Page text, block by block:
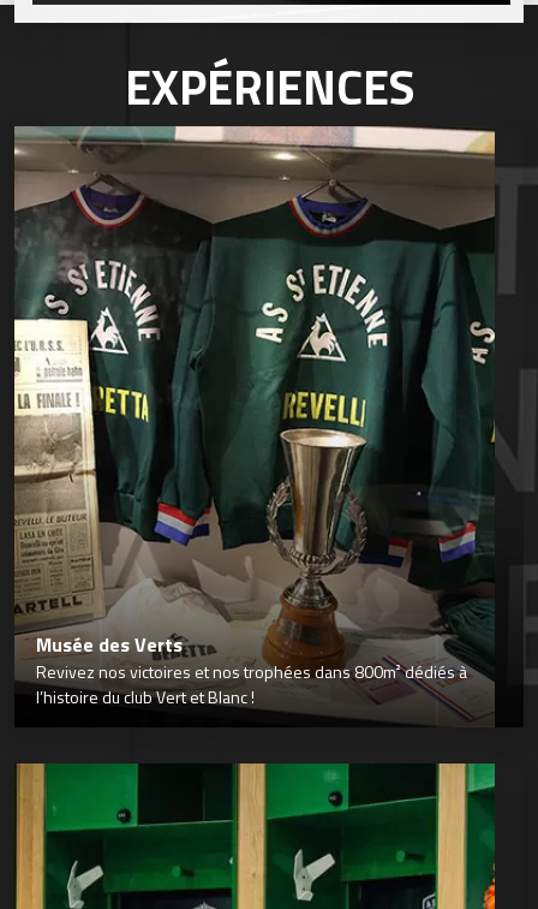
EXPÉRIENCES
Musée des Verts
Revivez nos victoires et nos trophées dans 800m² dédiés à
l’histoire du club Vert et Blanc !